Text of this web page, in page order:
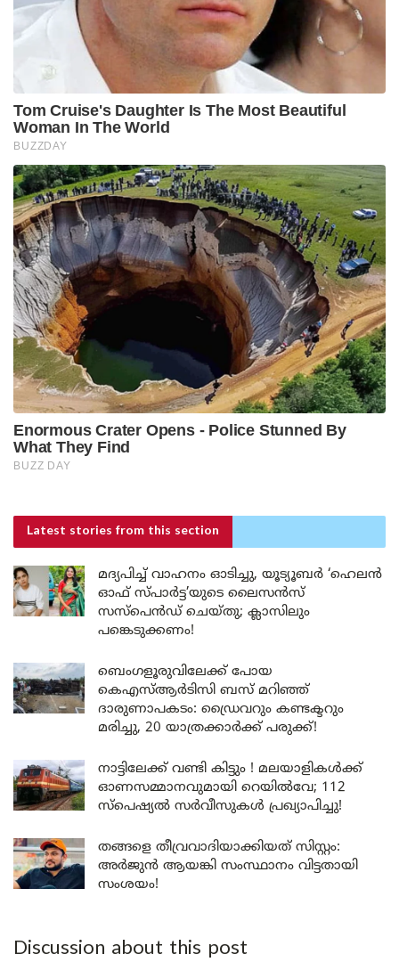
Latest stories from this section
മദ്യപിച്ച് വാഹനം ഓടിച്ചു, യൂട്യൂബർ ‘ഹെലൻ
ഓഫ് സ്പാർട്ട’യുടെ ലൈസൻസ്
സസ്പെൻഡ് ചെയ്തു; ക്ലാസിലും
പങ്കെടുക്കണം!
ബെംഗളൂരുവിലേക്ക് പോയ
കെഎസ്ആർടിസി ബസ് മറിഞ്ഞ്
ദാരുണാപകടം: ഡ്രൈവറും കണ്ടക്ടറും
മരിച്ചു, 20 യാത്രക്കാർക്ക് പരുക്ക്!
നാട്ടിലേക്ക് വണ്ടി കിട്ടും ! മലയാളികൾക്ക്
ഓണസമ്മാനവുമായി റെയിൽവേ; 112
സ്പെഷ്യൽ സർവീസുകൾ പ്രഖ്യാപിച്ചു!
തങ്ങളെ തീവ്രവാദിയാക്കിയത് സിസ്റ്റം:
അർജുൻ ആയങ്കി സംസ്ഥാനം വിട്ടതായി
സംശയം!
Discussion about this post